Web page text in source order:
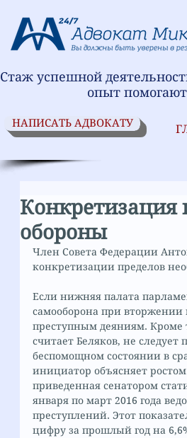
Стаж успешной
опыт
НАПИСАТЬ АДВОКАТУ
Конкретизация
обороны
Член Совета Федерации
конкретизации пределов
Если нижняя палата
самооборона при вторжении
преступным деяниям. Кроме
считает Беляков, не следует
беспомощном состоянии в
инициатор объясняет
приведенная сенатором
января по март 2016 года
преступлений. Этот
цифру за прошлый год на